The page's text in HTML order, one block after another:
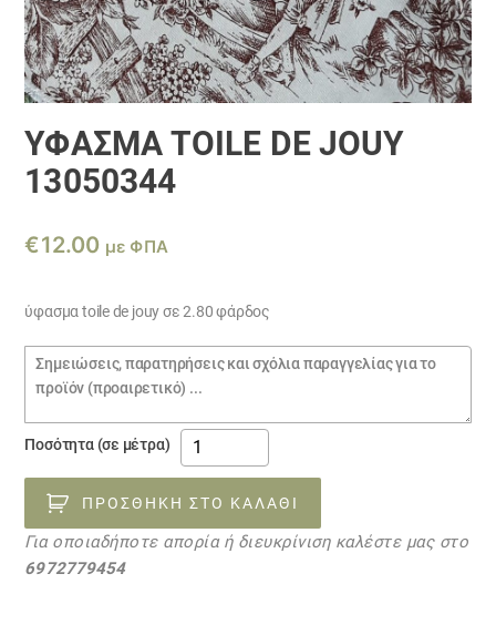
ΎΦΑΣΜΑ TOILE DE JOUY
13050344
€12.00 με ΦΠΑ
ύφασμα toile de jouy σε 2.80 φάρδος
Σημειώσεις
παραγγελίας
Ποσότητα (σε μέτρα)
ύφασμα
toile
de
jouy
13050344
ΠΡΟΣΘΉΚΗ ΣΤΟ ΚΑΛΆΘΙ
Για οποιαδήποτε απορία ή διευκρίνιση καλέστε μας στο
6972779454